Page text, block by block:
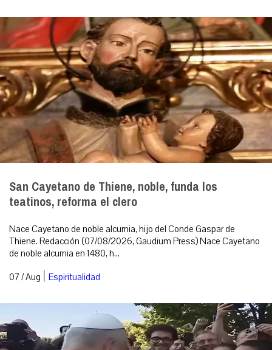
San Cayetano de Thiene, noble, funda los
teatinos, reforma el clero
Nace Cayetano de noble alcurnia, hijo del Conde Gaspar de
Thiene. Redacción (07/08/2026, Gaudium Press) Nace Cayetano
de noble alcurnia en 1480, h...
07 / Aug | Espiritualidad